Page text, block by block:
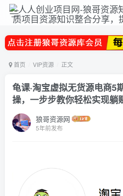
首页 VIP资源 正文
龟课·淘宝虚拟无货源电商5
操，一步步教你轻松实现躺
狼哥资源网
5年前发布